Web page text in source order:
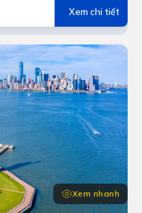
Xem chi tiết
Xem nhanh